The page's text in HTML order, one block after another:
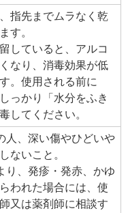
指先までムラなく乾
す。
していると、アルコ
なり、消毒効果が低
。使用される前に
っかり「水分をふき
してください。
人、深い傷やひどいや
ないこと。
り、発疹・発赤、かゆ
われた場合には、使
又は薬剤師に相談す